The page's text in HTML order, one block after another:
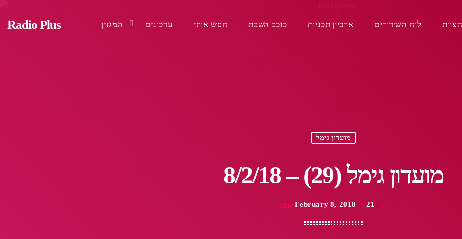
Radio Plus המגזין עדכונים חפש אותי כוכב השבת ארכיון תכניות לוח השידורים הצוות
מועדון גימל
מועדון גימל (29) – 8/2/18
today February 8, 2018 21